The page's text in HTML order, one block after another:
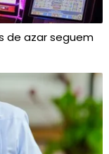
de azar seguem